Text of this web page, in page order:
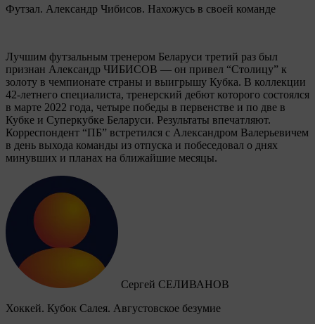
Футзал. Александр Чибисов. Нахожусь в своей команде
Лучшим футзальным тренером Беларуси третий раз был
признан Александр ЧИБИСОВ — он привел “Столицу” к
золоту в чемпионате страны и выигрышу Кубка. В коллекции
42-летнего специалиста, тренерский дебют которого состоялся
в марте 2022 года, четыре победы в первенстве и по две в
Кубке и Суперкубке Беларуси. Результаты впечатляют.
Корреспондент “ПБ” встретился с Александром Валерьевичем
в день выхода команды из отпуска и побеседовал о днях
минувших и планах на ближайшие месяцы.
Сергей СЕЛИВАНОВ
Хоккей. Кубок Салея. Августовское безумие